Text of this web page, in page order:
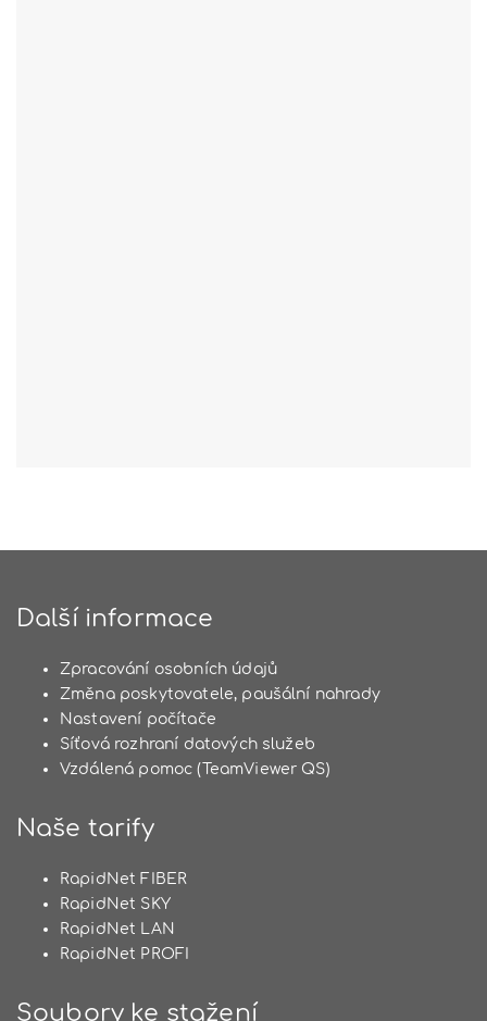
Další informace
Zpracování osobních údajů
Změna poskytovatele, paušální nahrady
Nastavení počítače
Síťová rozhraní datových služeb
Vzdálená pomoc (TeamViewer QS)
Naše tarify
RapidNet FIBER
RapidNet SKY
RapidNet LAN
RapidNet PROFI
Soubory ke stažení